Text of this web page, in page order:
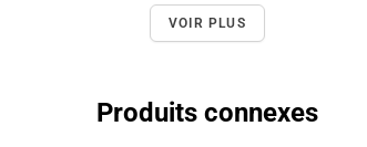
VOIR PLUS
Produits connexes